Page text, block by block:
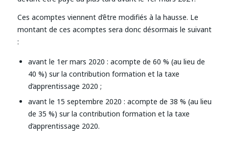
Ces acomptes viennent d’être modifiés à la hausse. Le
montant de ces acomptes sera donc désormais le suivant
:
avant le 1er mars 2020 : acompte de 60 % (au lieu de
40 %) sur la contribution formation et la taxe
d’apprentissage 2020 ;
avant le 15 septembre 2020 : acompte de 38 % (au lieu
de 35 %) sur la contribution formation et la taxe
d’apprentissage 2020.